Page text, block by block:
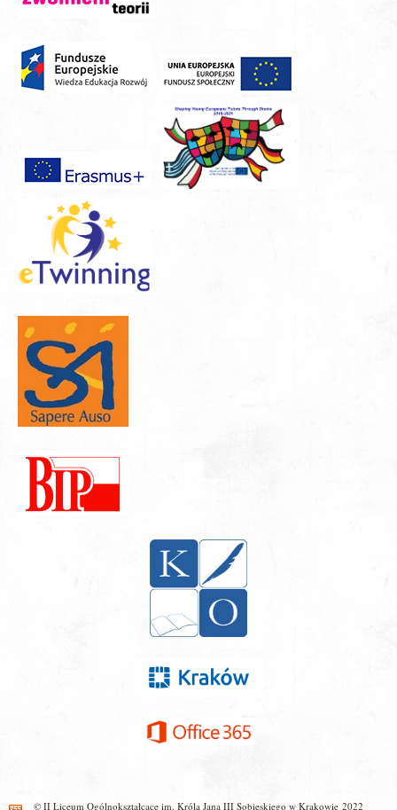
© II Liceum Ogólnokształcące im. Króla Jana III Sobieskiego w Krakowie 2022